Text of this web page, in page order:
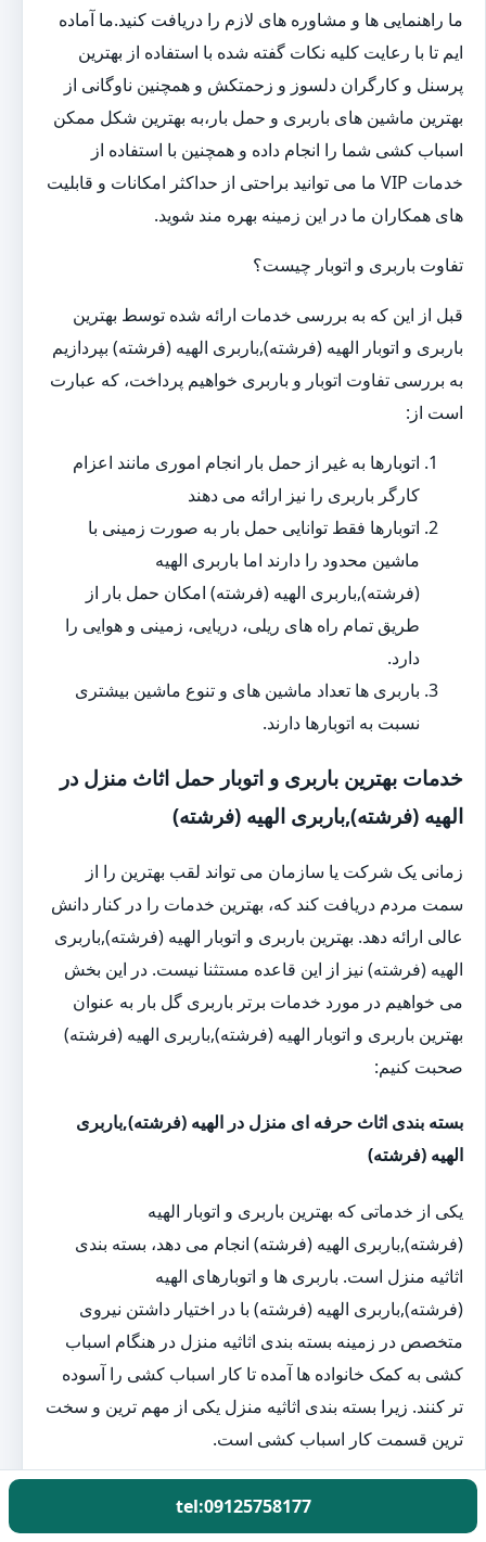
ما راهنمایی ها و مشاوره های لازم را دریافت کنید.ما آماده
ایم تا با رعایت کلیه نکات گفته شده با استفاده از بهترین
پرسنل و کارگران دلسوز و زحمتکش و همچنین ناوگانی از
بهترین ماشین های باربری و حمل بار،به بهترین شکل ممکن
اسباب کشی شما را انجام داده و همچنین با استفاده از
خدمات VIP ما می توانید براحتی از حداکثر امکانات و قابلیت
های همکاران ما در این زمینه بهره مند شوید.
تفاوت باربری و اتوبار چیست؟
قبل از این که به بررسی خدمات ارائه شده توسط بهترین
باربری و اتوبار الهیه (فرشته),باربری الهیه (فرشته) بپردازیم
به بررسی تفاوت اتوبار و باربری خواهیم پرداخت، که عبارت
است از:
اتوبارها به غیر از حمل بار انجام اموری مانند اعزام
کارگر باربری را نیز ارائه می دهند
اتوبارها فقط توانایی حمل بار به صورت زمینی با
ماشین محدود را دارند اما باربری الهیه
(فرشته),باربری الهیه (فرشته) امکان حمل بار از
طریق تمام راه های ریلی، دریایی، زمینی و هوایی را
دارد.
باربری ها تعداد ماشین های و تنوع ماشین بیشتری
نسبت به اتوبارها دارند.
خدمات بهترین باربری و اتوبار حمل اثاث منزل در
الهیه (فرشته),باربری الهیه (فرشته)
زمانی یک شرکت یا سازمان می تواند لقب بهترین را از
سمت مردم دریافت کند که، بهترین خدمات را در کنار دانش
عالی ارائه دهد. بهترین باربری و اتوبار الهیه (فرشته),باربری
الهیه (فرشته) نیز از این قاعده مستثنا نیست. در این بخش
می خواهیم در مورد خدمات برتر باربری گل بار به عنوان
بهترین باربری و اتوبار الهیه (فرشته),باربری الهیه (فرشته)
صحبت کنیم:
بسته بندی اثاث حرفه ای منزل در الهیه (فرشته),باربری
الهیه (فرشته)
یکی از خدماتی که بهترین باربری و اتوبار الهیه
(فرشته),باربری الهیه (فرشته) انجام می دهد، بسته بندی
اثاثیه منزل است. باربری ها و اتوبارهای الهیه
(فرشته),باربری الهیه (فرشته) با در اختیار داشتن نیروی
متخصص در زمینه بسته بندی اثاثیه منزل در هنگام اسباب
کشی به کمک خانواده ها آمده تا کار اسباب کشی را آسوده
تر کنند. زیرا بسته بندی اثاثیه منزل یکی از مهم ترین و سخت
ترین قسمت کار اسباب کشی است.
اتوبار حمل اثاث منزل در الهیه (فرشته),باربری الهیه
tel:09125758177